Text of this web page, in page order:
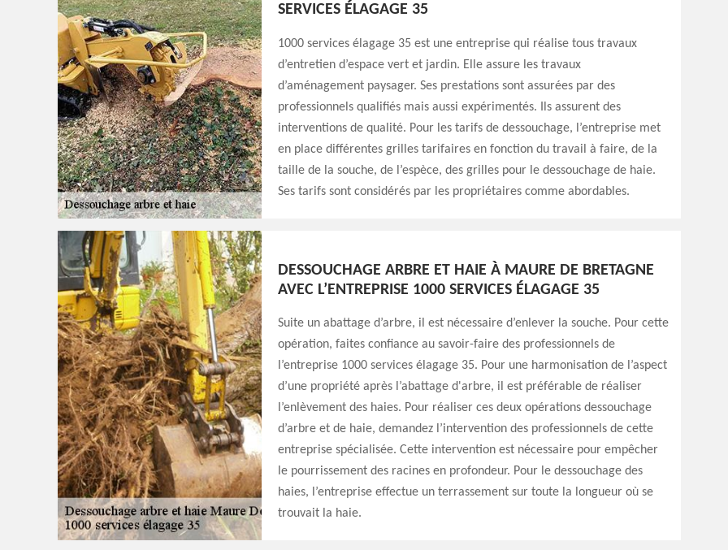
SERVICES ÉLAGAGE 35
1000 services élagage 35 est une entreprise qui réalise tous travaux
d’entretien d’espace vert et jardin. Elle assure les travaux
d’aménagement paysager. Ses prestations sont assurées par des
professionnels qualifiés mais aussi expérimentés. Ils assurent des
interventions de qualité. Pour les tarifs de dessouchage, l’entreprise met
en place différentes grilles tarifaires en fonction du travail à faire, de la
taille de la souche, de l’espèce, des grilles pour le dessouchage de haie.
Ses tarifs sont considérés par les propriétaires comme abordables.
DESSOUCHAGE ARBRE ET HAIE À MAURE DE BRETAGNE
AVEC L’ENTREPRISE 1000 SERVICES ÉLAGAGE 35
Suite un abattage d’arbre, il est nécessaire d’enlever la souche. Pour cette
opération, faites confiance au savoir-faire des professionnels de
l’entreprise 1000 services élagage 35. Pour une harmonisation de l’aspect
d’une propriété après l’abattage d'arbre, il est préférable de réaliser
l’enlèvement des haies. Pour réaliser ces deux opérations dessouchage
d’arbre et de haie, demandez l’intervention des professionnels de cette
entreprise spécialisée. Cette intervention est nécessaire pour empêcher
le pourrissement des racines en profondeur. Pour le dessouchage des
haies, l’entreprise effectue un terrassement sur toute la longueur où se
trouvait la haie.